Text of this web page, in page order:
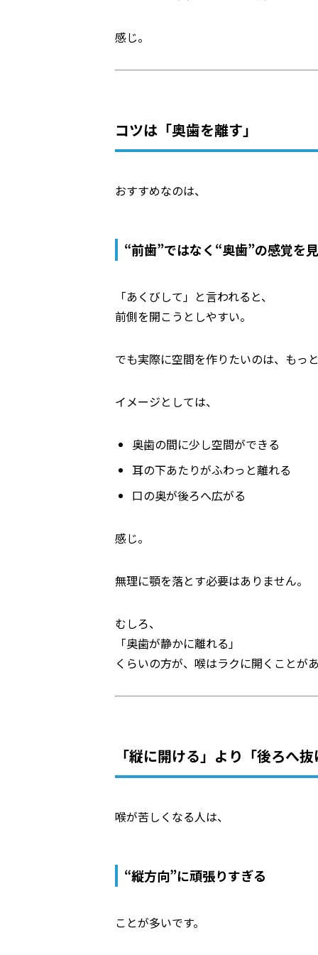
感じ。
コツは「奥歯を離す」
おすすめなのは、
“前歯”ではなく“奥歯”の感覚を見
「あくびして」と言われると、
前側を開こうとしやすい。
でも実際に空間を作りたいのは、もっと
イメージとしては、
奥歯の間に少し空間ができる
耳の下あたりがふわっと離れる
口の奥が後ろへ広がる
感じ。
無理に顎を落とす必要はありません。
むしろ、
「奥歯が静かに離れる」
くらいの方が、喉はラクに開くことがあ
「縦に開ける」より「後ろへ抜
喉が苦しくなる人は、
“縦方向”に頑張りすぎる
ことが多いです。